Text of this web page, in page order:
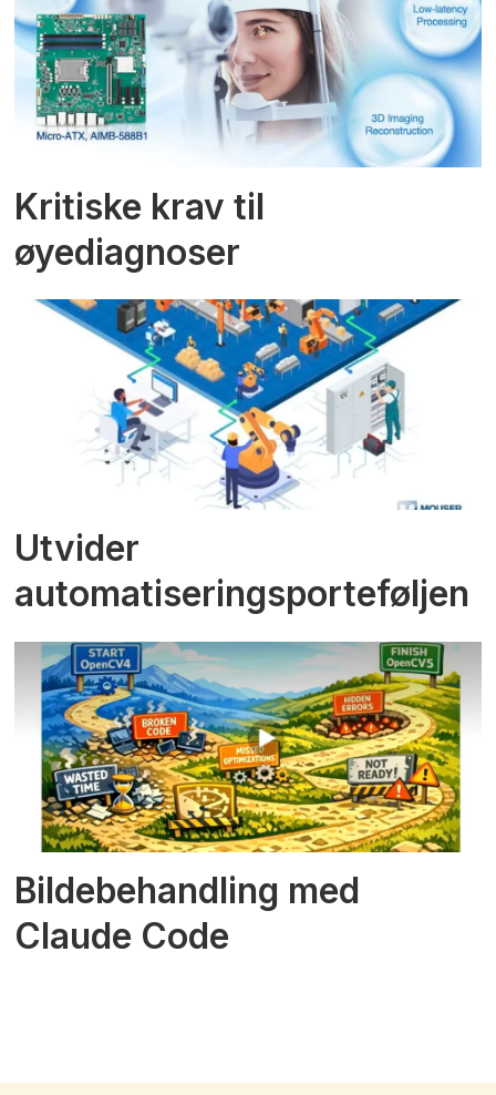
Kritiske krav til
øyediagnoser
Utvider
automatiseringsporteføljen
Bildebehandling med
Claude Code